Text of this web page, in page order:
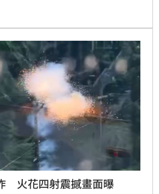
封鎖線進行交管疏導，同時通
火花四射震撼畫面曝